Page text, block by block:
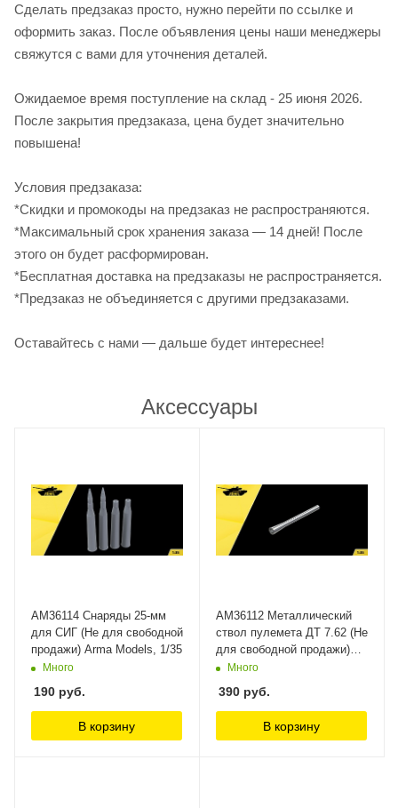
Сделать предзаказ просто, нужно перейти по ссылке и
оформить заказ. После объявления цены наши менеджеры
свяжутся с вами для уточнения деталей.
Ожидаемое время поступление на склад - 25 июня 2026.
После закрытия предзаказа, цена будет значительно
повышена!
Условия предзаказа:
*Скидки и промокоды на предзаказ не распространяются.
*Максимальный срок хранения заказа — 14 дней! После
этого он будет расформирован.
*Бесплатная доставка на предзаказы не распространяется.
*Предзаказ не объединяется с другими предзаказами.
Оставайтесь с нами — дальше будет интереснее!
Аксессуары
AM36114 Снаряды 25-мм
для СИГ (Не для свободной
продажи) Arma Models, 1/35
Много
190 руб.
В корзину
AM36112 Металлический
ствол пулемета ДТ 7.62 (Не
для свободной продажи)
Arma Models
Много
390 руб.
В корзину